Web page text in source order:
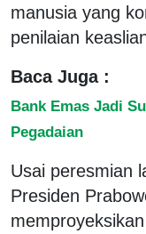
manusia yang
penilaian
Baca Juga :
Bank Emas Jadi
Pegadaian
Usai peresmian
Presiden